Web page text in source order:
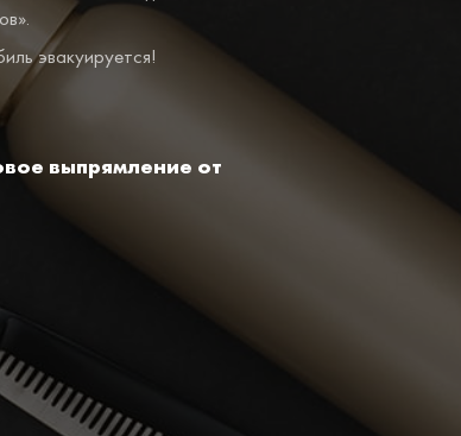
эвакуируется!
выпрямление от